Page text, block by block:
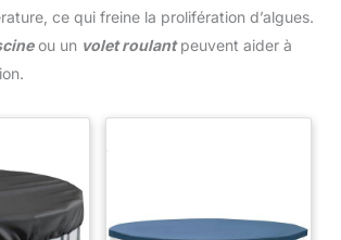
ce qui freine la prolifération d’algues.
ou un volet roulantpeuvent aider à